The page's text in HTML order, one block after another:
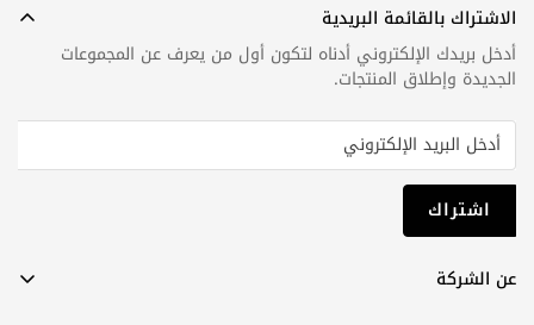
عن الشركة
الاشتراك بالقائمة البريدية
أدخل بريدك الإلكتروني أدناه لتكون أول من يعرف عن المجموعات
الجديدة وإطلاق المنتجات.
اشتراك